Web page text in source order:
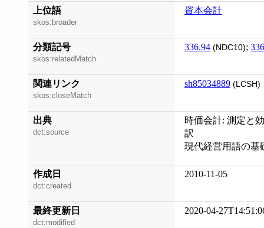
上位語
skos:broader
資本会計
分類記号
skos:relatedMatch
336.94 (NDC10);
関連リンク
skos:closeMatch
sh85034889 (LCSH)
出典
dct:source
時価会計: 測定と
訳
現代経営用語の基
作成日
dct:created
2010-11-05
最終更新日
dct:modified
2020-04-